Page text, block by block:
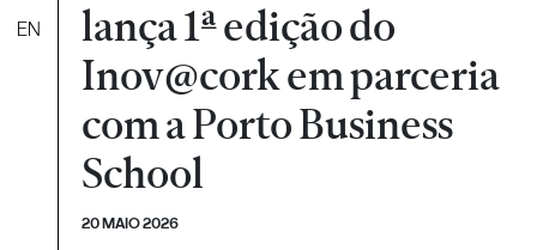
EN
lança 1ª edição do
Inov@cork em parceria
com a Porto Business
School
20 MAIO 2026